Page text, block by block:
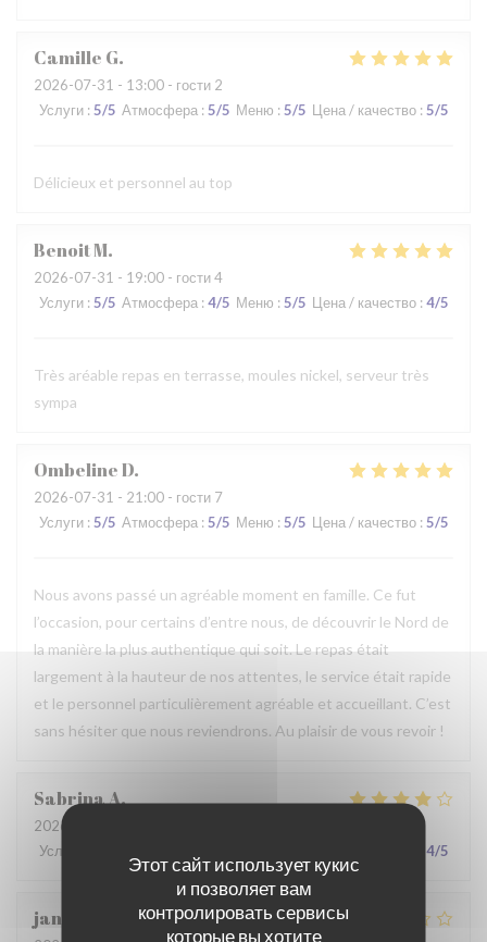
Этот сайт использует кукис
и позволяет вам
контролировать сервисы
которые вы хотите
Camille G
2026-07-31 - 13:00 - гости 2
Услуги : 5/5 Атмосфера : 5/5 Меню : 5/5 Цена / качество : 5/5
Délicieux et personnel au top
BenoitM
2026-07-31 - 19:00 - гости 4
Услуги : 5/5 Атмосфера : 4/5 Меню : 5/5 Цена / качество : 4/5
Très aréable repas en terrasse, moules nickel, serveur très
sympa
OmbelineD
2026-07-31 - 21:00 - гости 7
Услуги : 5/5 Атмосфера : 5/5 Меню : 5/5 Цена / качество : 5/5
Nous avons passé un agréable moment en famille. Ce fut
l’occasion, pour certains d’entre nous, de découvrir le Nord de
la manière la plus authentique qui soit. Le repas était
largement à la hauteur de nos attentes, le service était rapide
et le personnel particulièrement agréable et accueillant. C’est
sans hésiter que nous reviendrons. Au plaisir de vous revoir !
SabrinaA
2026-07-25
Услуги
4/5
jan